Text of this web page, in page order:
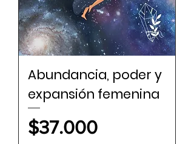
Abundancia, poder y
expansión femenina
Price
$37.000